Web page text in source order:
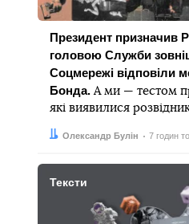
Президент призначив
головою Служби
Соцмережі відповіли
Бонда.А ми — тестом
які виявилися
Автор:
Олександр Булін
Дата: 7 годин
Тексти